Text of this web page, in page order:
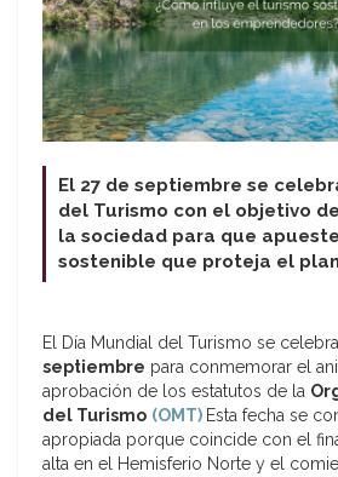
El 27 de septiembre se
del Turismo con el objetivo
la sociedad para que
sostenible que proteja el
El Día Mundial del Turismo se
septiembre para conmemorar el
aprobación de los estatutos de la
del Turismo (OMT) Esta fecha se
apropiada porque coincide con el
alta en el Hemisferio Norte y el